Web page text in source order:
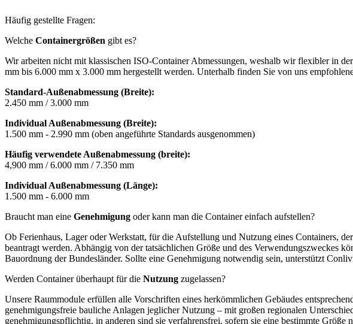
Häufig gestellte Fragen:
Welche Containergrößen gibt es?
Wir arbeiten nicht mit klassischen ISO-Container Abmessungen, weshalb wir flexibler in
mm bis 6.000 mm x 3.000 mm hergestellt werden. Unterhalb finden Sie von uns
Standard-Außenabmessung (Breite):
2.450 mm / 3.000 mm
Individual Außenabmessung (Breite):
1.500 mm - 2.990 mm (oben angeführte Standards ausgenommen)
Häufig verwendete Außenabmessung (breite):
4,900 mm / 6.000 mm / 7.350 mm
Individual Außenabmessung (Länge):
1.500 mm - 6.000 mm
Braucht man eine Genehmigung oder kann man die Container einfach aufstellen?
Ob Ferienhaus, Lager oder Werkstatt, für die Aufstellung und Nutzung eines Containers,
beantragt werden. Abhängig von der tatsächlichen Größe und des Verwendungszweckes
Bauordnung der Bundesländer. Sollte eine Genehmigung notwendig sein, unterstützt
Werden Container überhaupt für die Nutzung zugelassen?
Unsere Raummodule erfüllen alle Vorschriften eines herkömmlichen Gebäudes
genehmigungsfreie bauliche Anlagen jeglicher Nutzung – mit großen regionalen
genehmigungspflichtig, in anderen sind sie verfahrensfrei, sofern sie eine bestimmte